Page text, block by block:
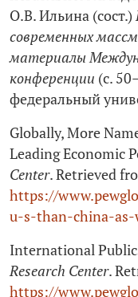
О.В. Ильина (сост.)
современных
материалы
конференции (с.
федеральный
Globally, More
Leading Economic
Center. Retrieved
https://
u-s-than-china-as-
International
Research Center.
https://